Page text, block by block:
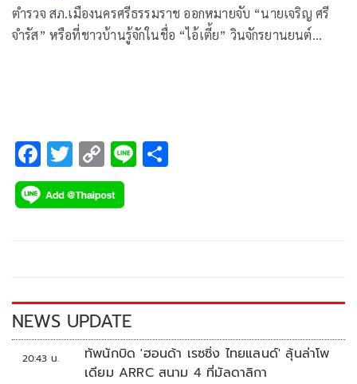
ตำรวจ สภ.เมืองนครศรีธรรมราช ออกหมายจับ “นายเจริญ ศรี
จำรัส” หรือที่ชาวบ้านรู้จักในชื่อ “ไอ้เตี้ย” วินจักรยานยนต์
F
ac
e
k
T
wi
tt
C
o
p
k
Li
NEWS UPDATE
20:43 น.
ทัพนักบิด 'ฮอนด้า เรซซิ่ง ไทยแลนด์' ลุ้นล่าโพ
เดียม ARRC สนาม 4 ที่มัลดาลิกา